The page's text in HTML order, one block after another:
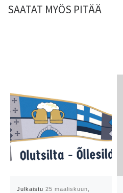
SAATAT MYÖS PITÄÄ
Julkaistu25 maaliskuun,